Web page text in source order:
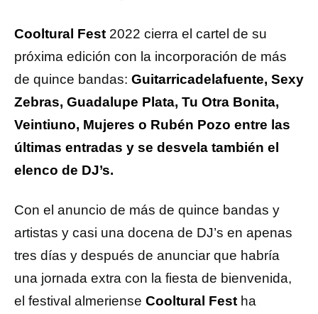
Cooltural Fest 2022 cierra el cartel de su
próxima edición con la incorporación de más
de quince bandas: Guitarricadelafuente, Sexy
Zebras, Guadalupe Plata, Tu Otra Bonita,
Veintiuno, Mujeres o Rubén Pozo entre las
últimas entradas y se desvela también el
elenco de DJ’s.
Con el anuncio de más de quince bandas y
artistas y casi una docena de DJ’s en apenas
tres días y después de anunciar que habría
una jornada extra con la fiesta de bienvenida,
el festival almeriense Cooltural Fest ha